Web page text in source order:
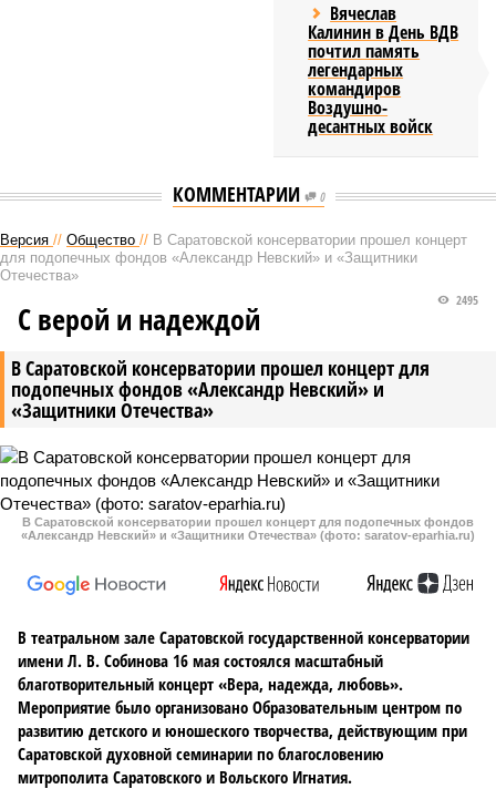
Вячеслав
Калинин в День ВДВ
почтил память
легендарных
командиров
Воздушно-
десантных войск
КОММЕНТАРИИ 0
Версия // Общество // В Саратовской консерватории прошел концерт
для подопечных фондов «Александр Невский» и «Защитники
Отечества»
В Саратовской консерватории прошел концерт для
подопечных фондов «Александр Невский» и
«Защитники Отечества»
2495
С верой и надеждой
В Саратовской консерватории прошел концерт для подопечных фондов
«Александр Невский» и «Защитники Отечества» (фото: saratov-eparhia.ru)
В театральном зале Саратовской государственной консерватории
имени Л. В. Собинова 16 мая состоялся масштабный
благотворительный концерт «Вера, надежда, любовь».
Мероприятие было организовано Образовательным центром по
развитию детского и юношеского творчества, действующим при
Саратовской духовной семинарии по благословению
митрополита Саратовского и Вольского Игнатия.